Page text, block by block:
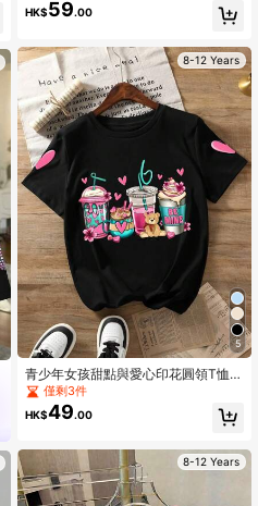
爱心元素，是少女和青少年的可爱之
HK$59.00
8-12 Years
5
青少年女孩甜點與愛心印花圓領T恤
夏季女孩休閒T恤 柔軟上衣
僅剩3件
HK$49.00
8-12 Years